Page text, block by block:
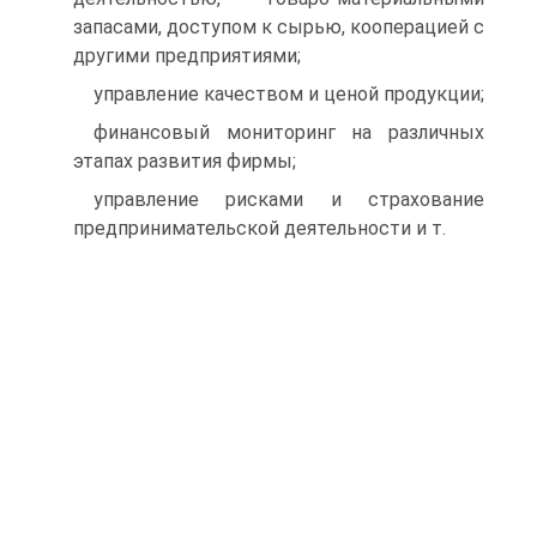
запасами, доступом к сырью, кооперацией с
другими предприятиями;
управление качеством и ценой продукции;
финансовый мониторинг на различных
этапах развития фирмы;
управление рисками и страхование
предпринимательской деятельности и т.